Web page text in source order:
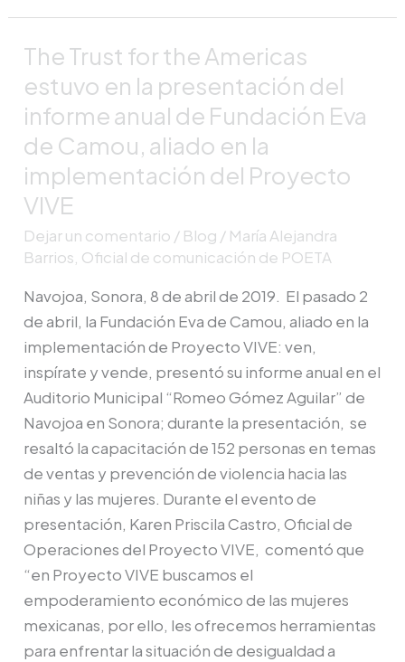
The Trust for the Americas
estuvo en la presentación del
informe anual de Fundación Eva
de Camou, aliado en la
implementación del Proyecto
VIVE
Dejar un comentario / Blog / María Alejandra
Barrios, Oficial de comunicación de POETA
Navojoa, Sonora, 8 de abril de 2019. El pasado 2
de abril, la Fundación Eva de Camou, aliado en la
implementación de Proyecto VIVE: ven,
inspírate y vende, presentó su informe anual en el
Auditorio Municipal “Romeo Gómez Aguilar” de
Navojoa en Sonora; durante la presentación, se
resaltó la capacitación de 152 personas en temas
de ventas y prevención de violencia hacia las
niñas y las mujeres. Durante el evento de
presentación, Karen Priscila Castro, Oficial de
Operaciones del Proyecto VIVE, comentó que
“en Proyecto VIVE buscamos el
empoderamiento económico de las mujeres
mexicanas, por ello, les ofrecemos herramientas
para enfrentar la situación de desigualdad a
The
Trust
for
the
Americas
estuvo
en
la
presentación
informe
anual
de
Fundación
Eva
de
Camou,
aliado
en
la
implementación
del
Proyecto
VIVE